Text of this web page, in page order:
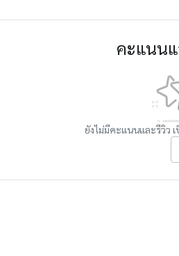
คะแนน
ยังไม่มีคะแนนและรีวิว